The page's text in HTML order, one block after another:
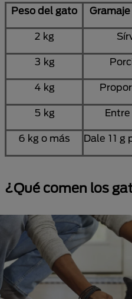
Peso del gato
2 kg
3 kg
4 kg
5 kg
6 kg o más Dale 11 g
¿Qué comen los